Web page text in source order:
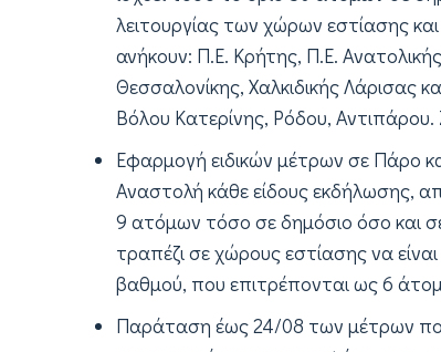
λειτουργίας των χώρων εστίασης
ανήκουν: Π.Ε. Κρήτης, Π.Ε.
Θεσσαλονίκης, Χαλκιδικής Λάρισας
Βόλου Κατερίνης, Ρόδου, Αντιπάρου.
Εφαρμογή ειδικών μέτρων σε Πάρο
Αναστολή κάθε είδους εκδήλωσης,
9 ατόμων τόσο σε δημόσιο όσο και
τραπέζι σε χώρους εστίασης να
βαθμού, που επιτρέπονται ως 6
Παράταση έως 24/08 των μέτρων